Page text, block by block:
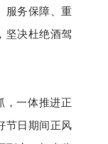
服务保障、重
坚决杜绝酒驾
，一体推进正
节日期间正风